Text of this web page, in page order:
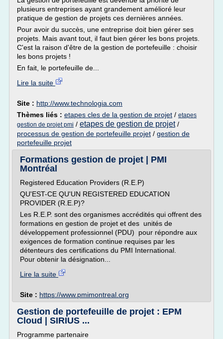
plusieurs entreprises ayant grandement amélioré leur
pratique de gestion de projets ces dernières années.
Pour avoir du succès, une entreprise doit bien gérer ses
projets. Mais avant tout, il faut bien gérer les bons projets.
C'est la raison d'être de la gestion de portefeuille : choisir
les bons projets !
En fait, le portefeuille de...
Lire la suite
Site : http://www.technologia.com
Thèmes liés : etapes cles de la gestion de projet / etapes
gestion de projet pmi / etapes de gestion de projet/
processus de gestion de portefeuille projet / gestion de
portefeuille projet
Formations gestion de projet | PMI
Montréal
Registered Education Providers (R.E.P)
QU'EST-CE QU'UN REGISTERED EDUCATION
PROVIDER (R.E.P)?
Les R.E.P. sont des organismes accrédités qui offrent des
formations en gestion de projet et des unités de
développement professionnel (PDU) pour répondre aux
exigences de formation continue requises par les
détenteurs des certifications du PMI International.
Pour obtenir la désignation...
Lire la suite
Site : https://www.pmimontreal.org
Gestion de portefeuille de projet : EPM
Cloud | SIRIUS ...
Programme partenaire